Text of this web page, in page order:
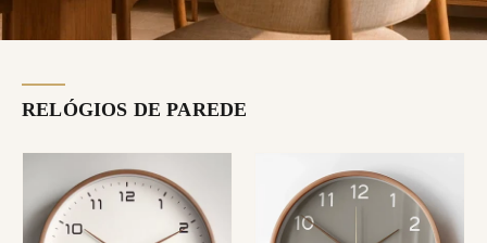
RELÓGIOS DE PAREDE